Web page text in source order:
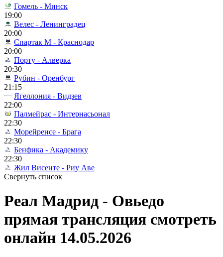
Гомель - Минск
19:00
Велес - Ленинградец
20:00
Спартак М - Краснодар
20:00
Порту - Алверка
20:30
Рубин - Оренбург
21:15
Ягеллония - Видзев
22:00
Палмейрас - Интернасьонал
22:30
Морейренсе - Брага
22:30
Бенфика - Академику
22:30
Жил Висенте - Риу Аве
Свернуть список
Реал Мадрид - Овьедо
прямая трансляция смотреть
онлайн 14.05.2026